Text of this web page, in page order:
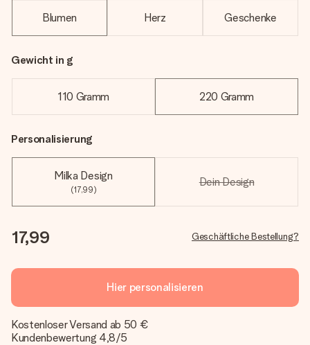
Blumen Herz Geschenke
Gewicht in g
110 Gramm 220 Gramm
Personalisierung
Milka Design
(17,99)
Dein Design
17,99 Geschäftliche Bestellung?
Hier personalisieren
Kostenloser Versand ab 50 €
Kundenbewertung 4,8/5